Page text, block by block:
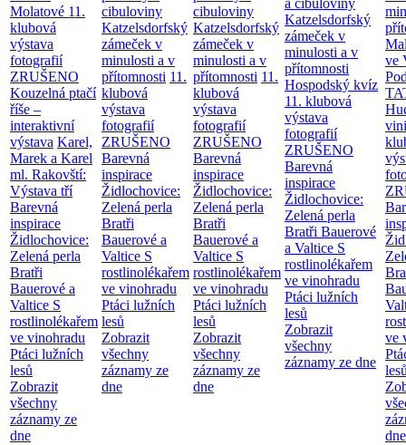
Molatové 11.
klubová
výstava
fotografií
ZRUŠENO
Kouzelná ptačí
říše –
interaktivní
výstava Karel,
Marek a Karel
ml. Rakovští:
Výstava tří
Barevná
inspirace
Židlochovice:
Zelená perla
Bratři
Bauerové a
Valtice S
rostlinolékařem
ve vinohradu
Ptáci lužních
lesů
Zobrazit
všechny
záznamy ze
dne
cibuloviny
Katzelsdorfský
zámeček v
minulosti a v
přítomnosti 11.
klubová
výstava
fotografií
ZRUŠENO
Barevná
inspirace
Židlochovice:
Zelená perla
Bratři
Bauerové a
Valtice S
rostlinolékařem
ve vinohradu
Ptáci lužních
lesů
Zobrazit
všechny
záznamy ze
dne
cibuloviny
Katzelsdorfský
zámeček v
minulosti a v
přítomnosti 11.
klubová
výstava
fotografií
ZRUŠENO
Barevná
inspirace
Židlochovice:
Zelená perla
Bratři
Bauerové a
Valtice S
rostlinolékařem
ve vinohradu
Ptáci lužních
lesů
Zobrazit
všechny
záznamy ze
dne
a cibuloviny
Katzelsdorfský
zámeček v
minulosti a v
přítomnosti
Hospodský kvíz
11. klubová
výstava
fotografií
ZRUŠENO
Barevná
inspirace
Židlochovice:
Zelená perla
Bratři Bauerové
a Valtice S
rostlinolékařem
ve vinohradu
Ptáci lužních
lesů
Zobrazit
všechny
záznamy ze dne
ve
ve
dne